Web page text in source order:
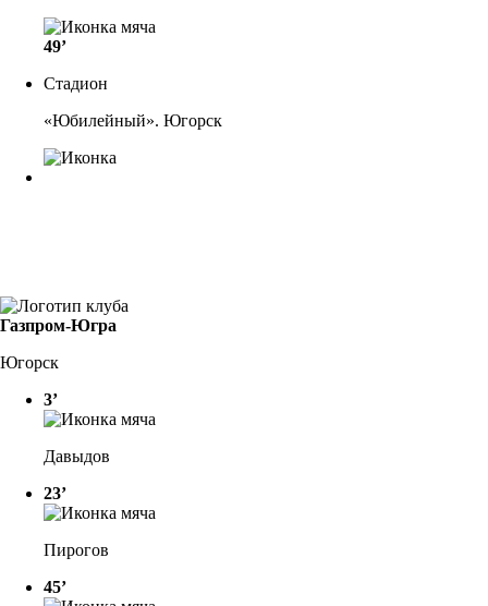
49’
Стадион
«Юбилейный». Югорск
Газпром-Югра
Югорск
3’
Давыдов
23’
Пирогов
45’